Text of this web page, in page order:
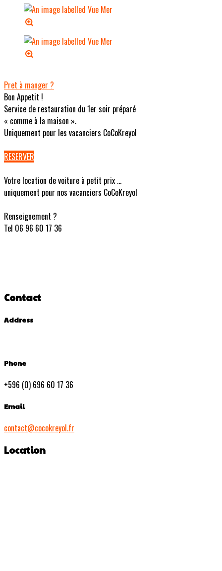
Pret à manger ?
Bon Appetit !
Service de restauration du 1er soir préparé
« comme à la maison ».
Uniquement pour les vacanciers CoCoKreyol
RESERVER
Votre location de voiture à petit prix ...
uniquement pour nos vacanciers CoCoKreyol
Renseignement ?
Tel 06 96 60 17 36
Contact
Address
Phone
+596 (0) 696 60 17 36
Email
contact@cocokreyol.fr
Location